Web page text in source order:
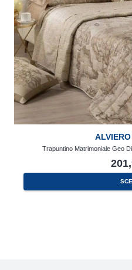
Trapuntino Matrimoniale Geo